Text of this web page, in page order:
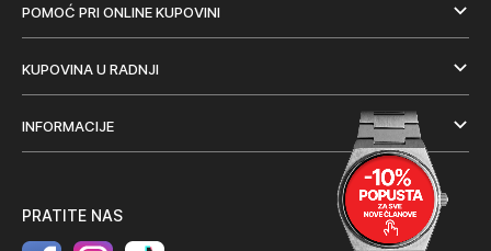
POMOĆ PRI ONLINE KUPOVINI
KUPOVINA U RADNJI
INFORMACIJE
PRATITE NAS